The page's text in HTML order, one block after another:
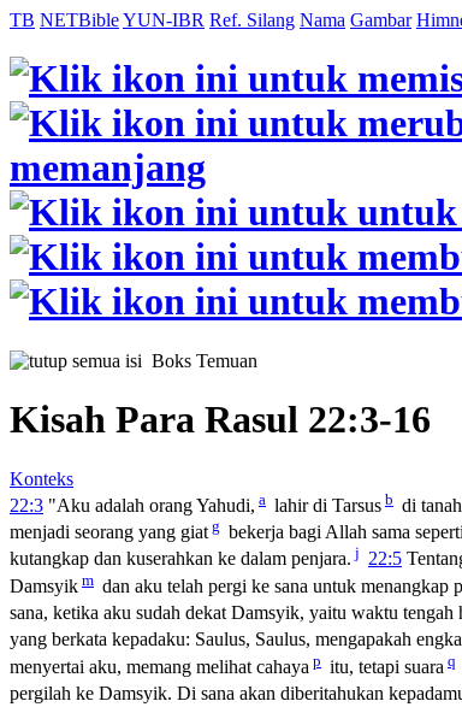
TB NETBibleYUN-IBR Ref. Silang Nama Gambar
Boks Temuan
Kisah Para Rasul 22:3-16
Konteks
22:3 "Aku adalah orang Yahudi, a lahir di Tarsus b di
menjadi seorang yang giat g bekerja bagi Allah sama
kutangkap dan kuserahkan ke dalam penjara. j 22:5
Damsyik m dan aku telah pergi ke sana untuk menangkap
sana, ketika aku sudah dekat Damsyik, yaitu waktu
yang berkata kepadaku: Saulus, Saulus, mengapakah
menyertai aku, memang melihat cahaya p itu, tetapi suara q
pergilah ke Damsyik. Di sana akan diberitahukan